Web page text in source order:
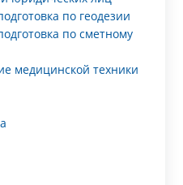
по геодезии
по сметному
медицинской техники